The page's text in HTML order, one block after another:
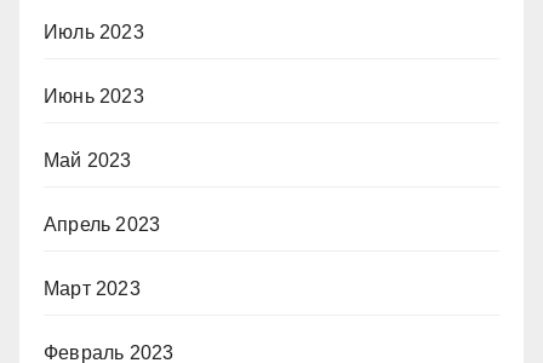
Июль 2023
Июнь 2023
Май 2023
Апрель 2023
Март 2023
Февраль 2023